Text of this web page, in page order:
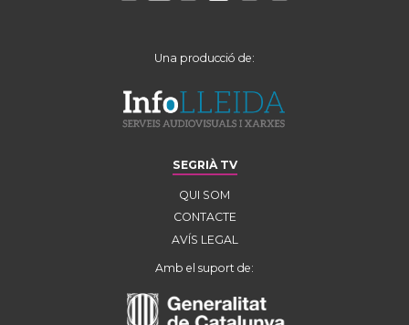
Una producció de:
SEGRIÀ TV
QUI SOM
CONTACTE
AVÍS LEGAL
Amb el suport de: